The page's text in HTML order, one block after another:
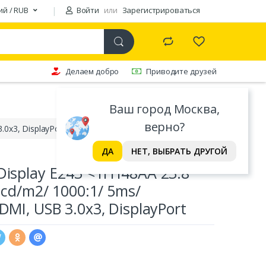
/ RUB Войти или Зарегистрироваться
Ваш город Москва,
верно?
ДА НЕТ, ВЫБРАТЬ ДРУГОЙ
Делаем добро Приводите друзей
DisplayPort
E243 <1FH48AA 23.8"
m2/ 1000:1/ 5ms/
USB 3.0x3, DisplayPort